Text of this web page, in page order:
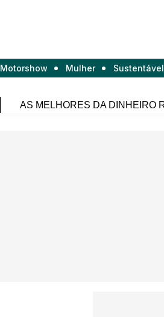
Motorshow Mulher Sustentável
AS MELHORES DA DINHEIRO